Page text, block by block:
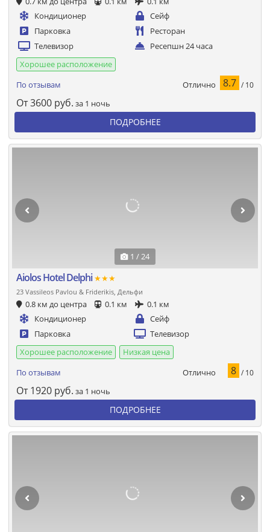
Кондиционер
Сейф
Парковка
Ресторан
Телевизор
Ресепшн 24 часа
Хорошее расположение
По отзывам
Отлично 8.7 / 10
От3600 руб. за 1 ночь
ПОДРОБНЕЕ
1 / 24
Aiolos Hotel Delphi★★★
23 Vassileos Pavlou & Friderikis, Дельфи
0.8 км до центра 0.1 км
0.1 км
Кондиционер
Сейф
Парковка
Телевизор
Хорошее расположение
Низкая цена
По отзывам
Отлично 8 / 10
От 1920 руб. за 1 ночь
ПОДРОБНЕЕ